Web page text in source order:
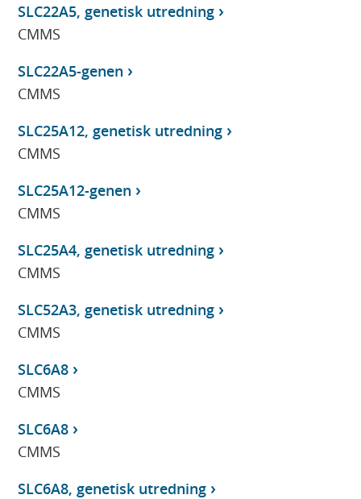
SLC22A5, genetisk utredning
CMMS
SLC22A5-genen
CMMS
SLC25A12, genetisk utredning
CMMS
SLC25A12-genen
CMMS
SLC25A4, genetisk utredning
CMMS
SLC52A3, genetisk utredning
CMMS
SLC6A8
CMMS
SLC6A8
CMMS
SLC6A8, genetisk utredning